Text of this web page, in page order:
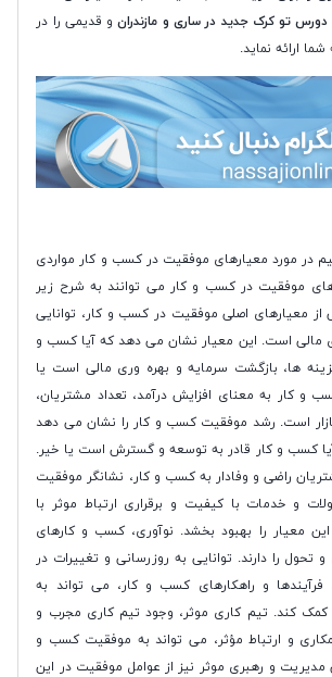
دورس تو کرک جدید در ساری و مازندرانو قدیمی را در
ارائه نماید.
در مورد معیارهای موفقیت در کسب و کار مواردی
موفقیت در کسب و کار می توانند به شرح زیر
از معیارهای اصلی موفقیت در کسب و کار، توانایی
مالی است. این معیار نشان می دهد که آیا کسب و
ها، بازگشت سرمایه و بهره وری مالی است یا
و کار به معنای افزایش درآمد، تعداد مشتریان،
است. رشد موفقیت کسب و کار را نشان می دهد
کسب و کار قادر به توسعه و گسترش است یا خیر.
راضی و وفادار به کسب و کار، نشانگر موفقیت
و خدمات با کیفیت و برقراری ارتباط موثر با
معیار را بهبود بخشد. نوآوری، کسب و کارهای
تحول را دارند. توانایی به روزرسانی و تغییرات در
و راهکارهای کسب و کار، می تواند به
کند. تیم کاری موثر، وجود تیم کاری مجرب و
و ارتباط مؤثر، می تواند به موفقیت کسب و
مدیریت و رهبری موثر نیز از عوامل موفقیت در این